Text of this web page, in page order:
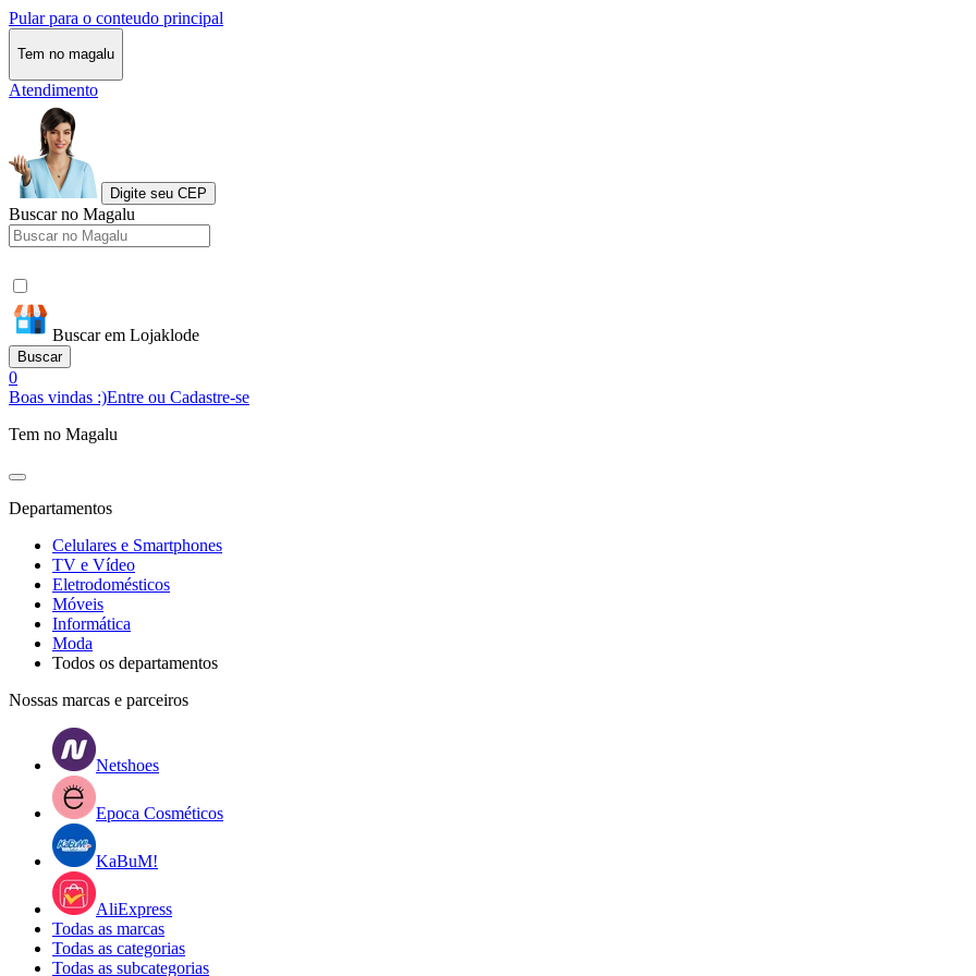
Pular para o conteudo principal
Tem no magalu
Atendimento
Digite seu CEP
Buscar no Magalu
Buscar em Lojaklode
Buscar
0
Boas vindas :)Entre ou Cadastre-se
Tem no Magalu
Departamentos
Celulares e Smartphones
TV e Vídeo
Eletrodomésticos
Móveis
Informática
Moda
Todos os departamentos
Nossas marcas e parceiros
Netshoes
Epoca Cosméticos
KaBuM!
AliExpress
Todas as marcas
Todas as categorias
Todas as subcategorias